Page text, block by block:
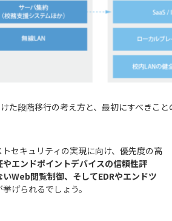
た段階移行の考え方と、最初にすべきこと
セキュリティの実現に向け、優先度の高
やエンドポイントデバイスの信頼性評
Web閲覧制御、そしてEDRやエンドツ
げられるでしょう。